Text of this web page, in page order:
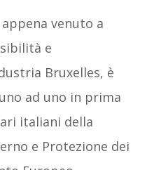
venuto a
e
Bruxelles, è
ad uno in prima
italiani della
e Protezione dei